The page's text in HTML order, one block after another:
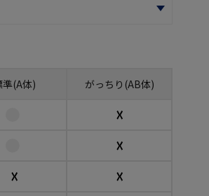
準(A体) がっちり(AB体)
☓
☓
☓ ☓